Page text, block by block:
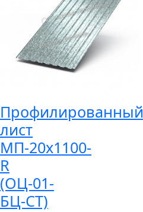
Профилированный
лист
МП-20x1100-
R
(ОЦ-01-
БЦ-СТ)